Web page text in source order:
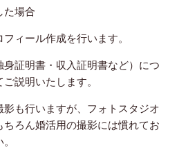
た場合
ィール作成を行います。
証明書・収入証明書など）につ
説明いたします。
も行いますが、フォトスタジオ
ろん婚活用の撮影には慣れてお